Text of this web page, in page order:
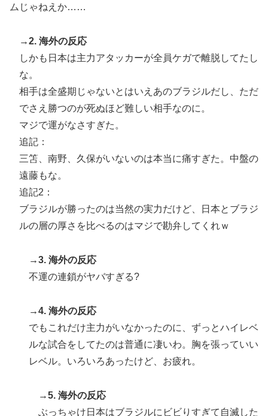
ムじゃねえか……
→2. 海外の反応
しかも日本は主力アタッカーが全員ケガで離脱してたし
な。
相手は全盛期じゃないとはいえあのブラジルだし、ただ
でさえ勝つのが死ぬほど難しい相手なのに。
マジで運がなさすぎた。
追記：
三笘、南野、久保がいないのは本当に痛すぎた。中盤の
遠藤もな。
追記2：
ブラジルが勝ったのは当然の実力だけど、日本とブラジ
ルの層の厚さを比べるのはマジで勘弁してくれｗ
→3. 海外の反応
不運の連鎖がヤバすぎる?
→4. 海外の反応
でもこれだけ主力がいなかったのに、ずっとハイレベ
ルな試合をしてたのは普通に凄いわ。胸を張っていい
レベル。いろいろあったけど、お疲れ。
→5. 海外の反応
ぶっちゃけ日本はブラジルにビビりすぎて自滅した